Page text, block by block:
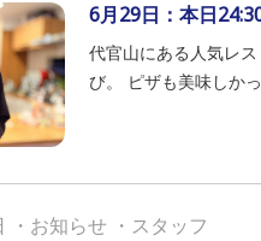
6月29日：本日
代官山にある人気レ
び。 ピザも美味しか
・ お知らせ ・ スタッフ